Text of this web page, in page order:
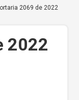
2069 de 2022
2022